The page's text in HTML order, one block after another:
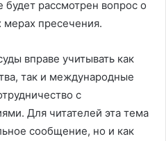
будет рассмотрен вопрос о
пресечения.
вправе учитывать как
так и международные
с
Для читателей эта тема
сообщение, но и как